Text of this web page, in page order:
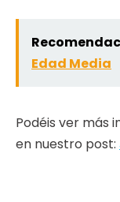
Edad Media
Podéis ver más
en nuestro post: